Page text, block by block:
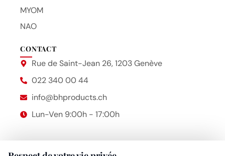
MYOM
NAO
CONTACT
Rue de Saint-Jean 26, 1203 Genève
022 340 00 44
info@bhproducts.ch
Lun-Ven 9:00h - 17:00h